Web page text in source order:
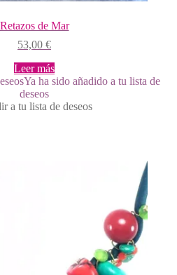
Retazos de Mar
53,00 €
Leer más
Ya ha sido añadido a tu lista de
deseos
a tu lista de deseos